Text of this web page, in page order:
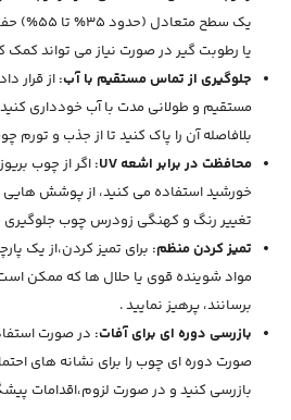
یک سطح
یا رطوبت گیر در صورت نیاز می تواند کمک
جلوگیری از تماس مستقیم با آب: از قرار
مستقیم و طولانی مدت با آب خودداری
بلافاصله آن را پاک کنید تا از جذب و
محافظت در برابر اشعه UV:
اگر از چوب
تغییر رنگ و کهنگی زودرس چوب
تمیز کردن منظم: برای تمیز کردن،از یک
مواد شوینده قوی یا حلال ها که ممکن
برسانند، پرهیز نمایید .
بازرسی دوره ای برای آفات: در صورت
صورت دوره ای چوب را برای نشانه های
بازرسی کنید و در صورت لزوم،اقدامات